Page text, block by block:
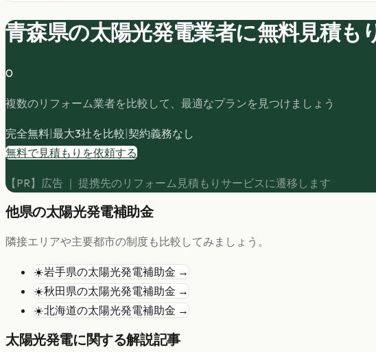
青森県の太陽光発電業者に無料見積も
0
複数のリフォーム業者を比較して、最適なプランを見つけましょう
完全無料|最大3社を比較|契約義務なし
無料で見積もりを依頼する
【PR】広告 ｜ 提携先のリフォーム見積もりサービスに遷移します
他県の太陽光発電補助金
隣接エリアや主要都市の制度も比較してみましょう。
☀️岩手県の太陽光発電補助金 →
☀️秋田県の太陽光発電補助金 →
☀️北海道の太陽光発電補助金 →
太陽光発電に関する解説記事